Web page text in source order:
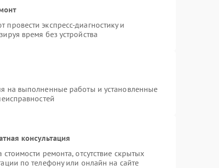
экспресс-диагностику и
время без устройства
на выполненные работы и установленные
консультация
ремонта, отсутствие скрытых
по телефону или онлайн на сайте